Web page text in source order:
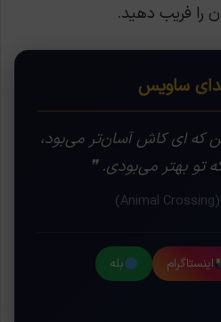
را فریب دهید.
ساویس
که ای کاش آسان‌تر می‌بود،
تو بهتر می‌بودی. ❞
(Animal Crossing)
اینستاگرام
بله